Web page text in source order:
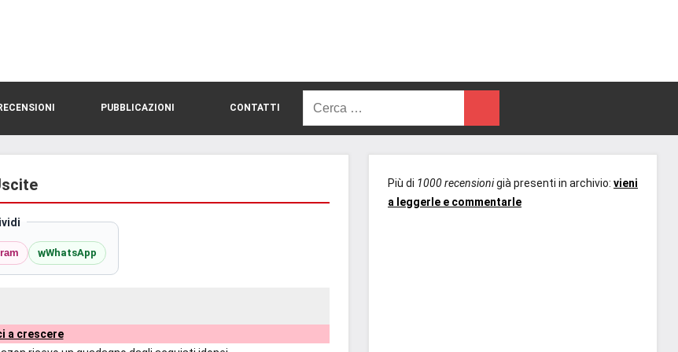
PUBBLICAZIONI CONTATTI
wWhatsApp
a crescere
Più di 1000 recensionigià presenti in archivio: vieni
a leggerle e commentarle